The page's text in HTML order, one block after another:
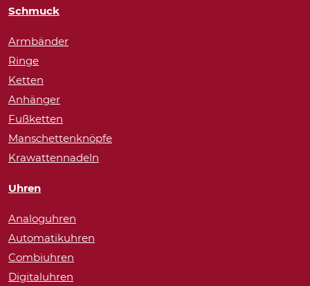
Schmuck
Armbänder
Ringe
Ketten
Anhänger
Fußketten
Manschettenknöpfe
Krawattennadeln
Uhren
Analoguhren
Automatikuhren
Combiuhren
Digitaluhren